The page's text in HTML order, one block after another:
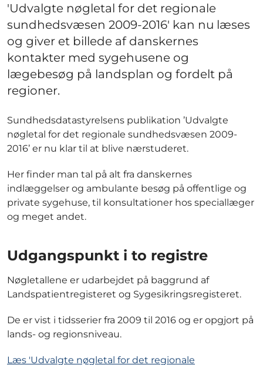
'Udvalgte nøgletal for det regionale
sundhedsvæsen 2009-2016' kan nu læses
og giver et billede af danskernes
kontakter med sygehusene og
lægebesøg på landsplan og fordelt på
regioner.
Sundhedsdatastyrelsens publikation ’Udvalgte
nøgletal for det regionale sundhedsvæsen 2009-
2016’ er nu klar til at blive nærstuderet.
Her finder man tal på alt fra danskernes
indlæggelser og ambulante besøg på offentlige og
private sygehuse, til konsultationer hos speciallæger
og meget andet.
Udgangspunkt i to registre
Nøgletallene er udarbejdet på baggrund af
Landspatientregisteret og Sygesikringsregisteret.
De er vist i tidsserier fra 2009 til 2016 og er opgjort på
lands- og regionsniveau.
Læs 'Udvalgte nøgletal for det regionale